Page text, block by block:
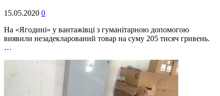
15.05.2020 0
На «Ягодині» у вантажівці з гуманітарною допомогою
виявили незадекларований товар на суму 205 тисяч гривень.
…